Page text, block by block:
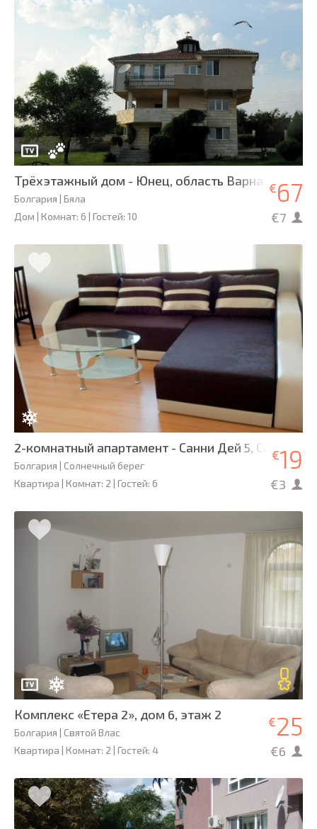
Трёхэтажный дом - Юнец, область Варна
Болгария | Бяла
Дом | Комнат: 6 | Гостей: 10
€67
€7
2-комнатный апартамент - Санни Дей 5,
Болгария | Солнечный берег
Квартира | Комнат: 2 | Гостей: 6
€19
€3
Комплекс «Етера 2», дом 6, этаж 2
Болгария | Святой Влас
Квартира | Комнат: 2 | Гостей: 4
€25
€6